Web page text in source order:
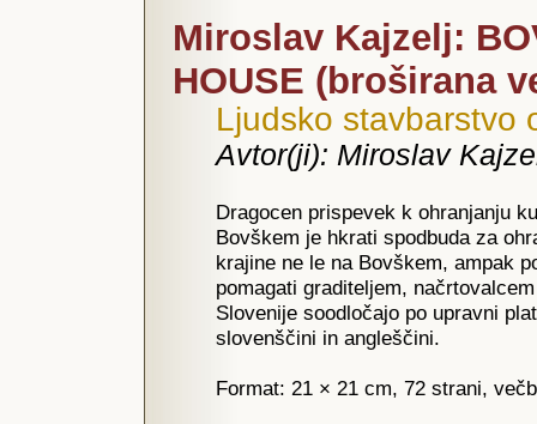
Miroslav Kajzelj:
HOUSE (broširana
Ljudsko stavbarstvo
Avtor(ji): Miroslav
Dragocen prispevek k ohranjanju
Bovškem je hkrati spodbuda za
krajine ne le na Bovškem, ampak
pomagati graditeljem,
Slovenije soodločajo po upravni
slovenščini in angleščini.
Format: 21 × 21 cm, 72 strani,